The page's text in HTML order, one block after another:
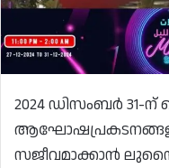
2024 ഡിസംബർ 31-
സജീവമാക്കാൻ